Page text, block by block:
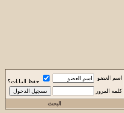
اسم العضو
حفظ البيانات؟
كلمة المرور
البحث